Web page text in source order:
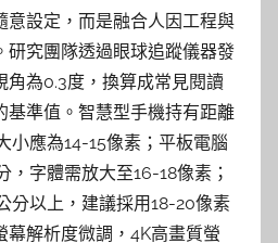
意設定，而是融合人因工程與
研究團隊透過眼球追蹤儀器發
角為0.3度，換算成常見閱讀
基準值。智慧型手機持有距離
小應為14-15像素；平板電腦
，字體需放大至16-18像素；
分以上，建議採用18-20像素
幕解析度微調，4K高畫質螢